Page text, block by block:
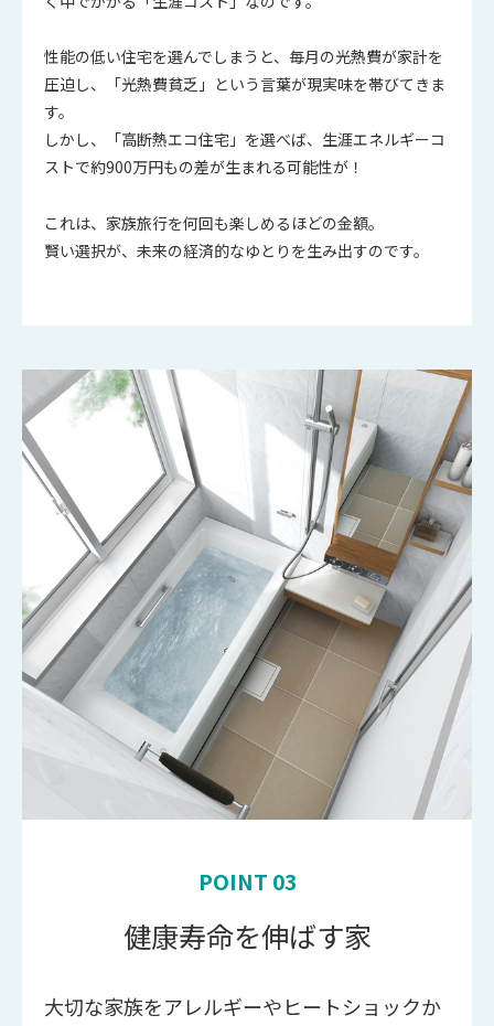
性能の低い住宅を選んでしまうと、毎月の光熱費が家計を
圧迫し、「光熱費貧乏」という言葉が現実味を帯びてきま
す。
しかし、「高断熱エコ住宅」を選べば、生涯エネルギーコ
ストで約900万円もの差が生まれる可能性が！
これは、家族旅行を何回も楽しめるほどの金額。
賢い選択が、未来の経済的なゆとりを生み出すのです。
POINT 03
健康寿命を伸ばす家
大切な家族をアレルギーやヒートショックか